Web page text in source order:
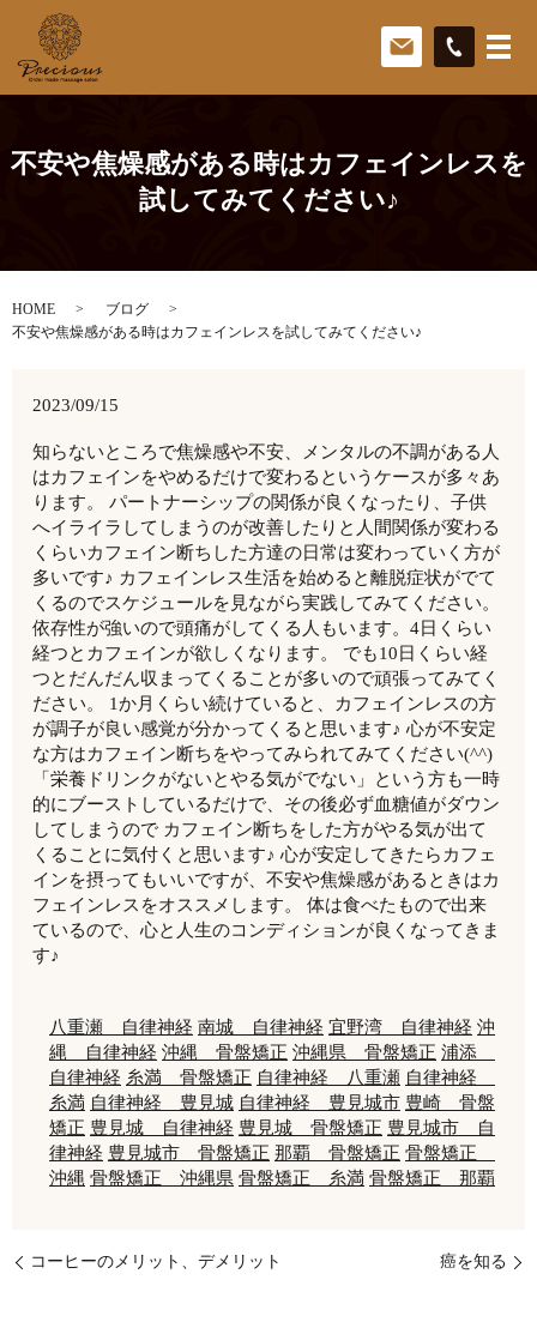
不安や焦燥感がある時はカフェインレスを
試してみてください♪
HOME
ブログ
不安や焦燥感がある時はカフェインレスを試してみてください♪
2023/09/15
知らないところで焦燥感や不安、メンタルの不調がある人
はカフェインをやめるだけで変わるというケースが多々あ
ります。 パートナーシップの関係が良くなったり、子供
へイライラしてしまうのが改善したりと人間関係が変わる
くらいカフェイン断ちした方達の日常は変わっていく方が
多いです♪ カフェインレス生活を始めると離脱症状がでて
くるのでスケジュールを見ながら実践してみてください。
依存性が強いので頭痛がしてくる人もいます。4日くらい
経つとカフェインが欲しくなります。 でも10日くらい経
つとだんだん収まってくることが多いので頑張ってみてく
ださい。 1か月くらい続けていると、カフェインレスの方
が調子が良い感覚が分かってくると思います♪ 心が不安定
な方はカフェイン断ちをやってみられてみてください(^^)
「栄養ドリンクがないとやる気がでない」という方も一時
的にブーストしているだけで、その後必ず血糖値がダウン
してしまうので カフェイン断ちをした方がやる気が出て
くることに気付くと思います♪ 心が安定してきたらカフェ
インを摂ってもいいですが、不安や焦燥感があるときはカ
フェインレスをオススメします。 体は食べたもので出来
ているので、心と人生のコンディションが良くなってきま
す♪
八重瀬 自律神経 南城 自律神経 宜野湾 自律神経 沖
縄 自律神経 沖縄 骨盤矯正 沖縄県 骨盤矯正 浦添
自律神経 糸満 骨盤矯正 自律神経 八重瀬 自律神経
糸満 自律神経 豊見城 自律神経 豊見城市 豊崎 骨盤
矯正 豊見城 自律神経 豊見城 骨盤矯正 豊見城市 自
律神経 豊見城市 骨盤矯正 那覇 骨盤矯正 骨盤矯正
沖縄 骨盤矯正 沖縄県 骨盤矯正 糸満 骨盤矯正 那覇
コーヒーのメリット、デメリット 癌を知る